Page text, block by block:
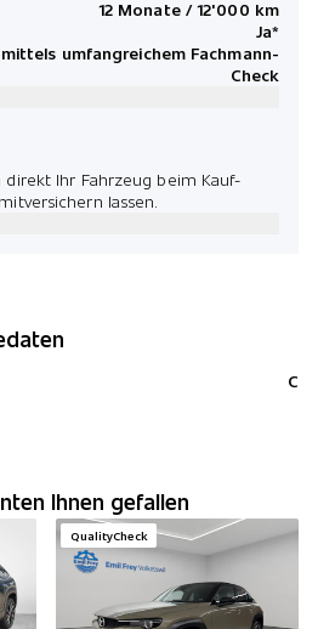
12 Monate / 12'000 km
Ja*
mittels umfangreichem Fachmann-
Check
Ihr Fahrzeug beim Kauf-
lassen.
C
Ihnen gefallen
QualityCheck